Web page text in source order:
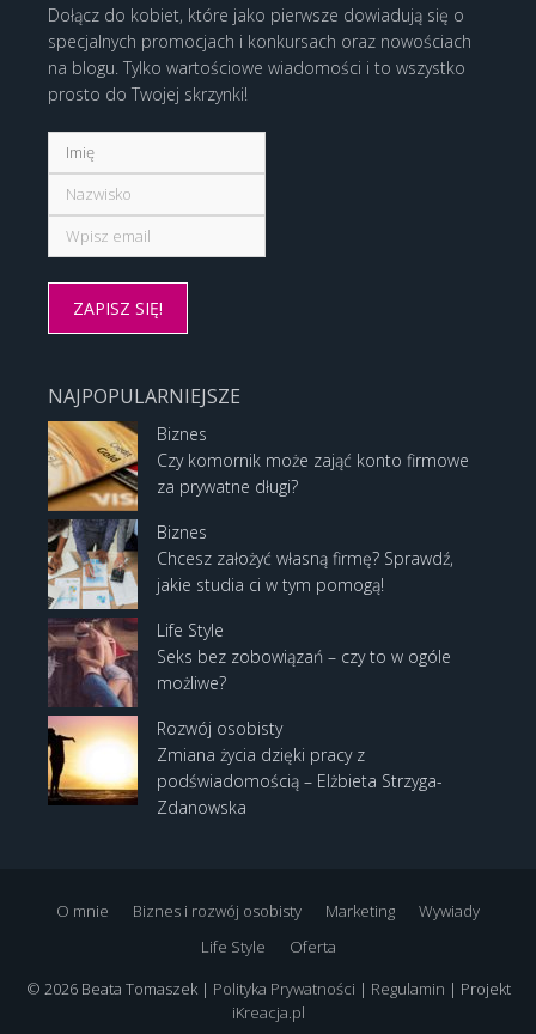
Dołącz do kobiet, które jako pierwsze dowiadują się o
specjalnych promocjach i konkursach oraz nowościach
na blogu. Tylko wartościowe wiadomości i to wszystko
prosto do Twojej skrzynki!
NAJPOPULARNIEJSZE
Biznes
Czy komornik może zająć konto firmowe
za prywatne długi?
Biznes
Chcesz założyć własną firmę? Sprawdź,
jakie studia ci w tym pomogą!
Life Style
Seks bez zobowiązań – czy to w ogóle
możliwe?
Rozwój osobisty
Zmiana życia dzięki pracy z
podświadomością – Elżbieta Strzyga-
Zdanowska
O mnie Biznes i rozwój osobisty Marketing
Wywiady
Life Style
Oferta
© 2026 Beata Tomaszek | Polityka Prywatności | Regulamin | Projekt
iKreacja.pl